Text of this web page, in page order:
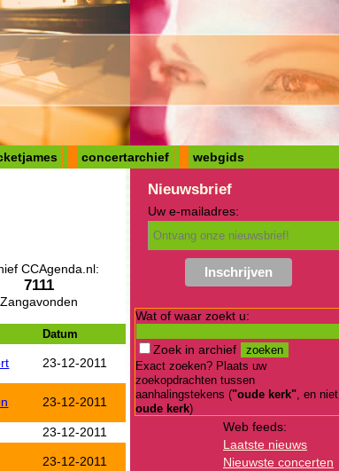
concertarchief webgids
CCAgenda.nl:
7111
Zangavonden
Datum
23-12-2011
23-12-2011
23-12-2011
23-12-2011
Nieuwsbrief
Uw e-mailadres:
Wat of waar zoekt u:
Zoek in archief
Exact zoeken? Plaats uw
zoekopdrachten tussen
aanhalingstekens ("oude kerk", en niet
oude kerk)
Web feeds:
Laatste nieuws
Nieuwste concerten